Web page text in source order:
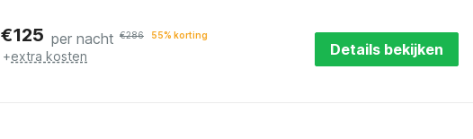
€125 per nacht €286 55% korting
+extra kosten Details bekijken